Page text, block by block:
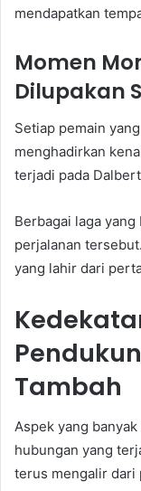
mendapatkan
Momen
Dilupakan
Setiap pemain
menghadirkan
terjadi pada
Berbagai laga
perjalanan
yang lahir dari
Tambah
Aspek yang
hubungan yang
terus mengalir dari